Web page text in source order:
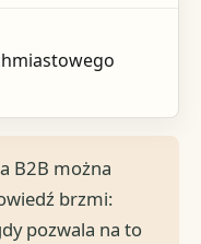
B2B można
brzmi:
pozwala na to